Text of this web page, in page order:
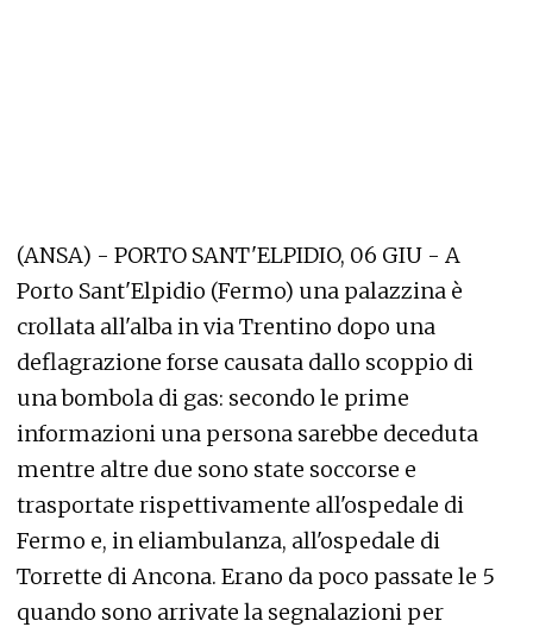
(ANSA) - PORTO SANT'ELPIDIO, 06 GIU - A
Porto Sant'Elpidio (Fermo) una palazzina è
crollata all'alba in via Trentino dopo una
deflagrazione forse causata dallo scoppio di
una bombola di gas: secondo le prime
informazioni una persona sarebbe deceduta
mentre altre due sono state soccorse e
trasportate rispettivamente all'ospedale di
Fermo e, in eliambulanza, all'ospedale di
Torrette di Ancona. Erano da poco passate le 5
quando sono arrivate la segnalazioni per